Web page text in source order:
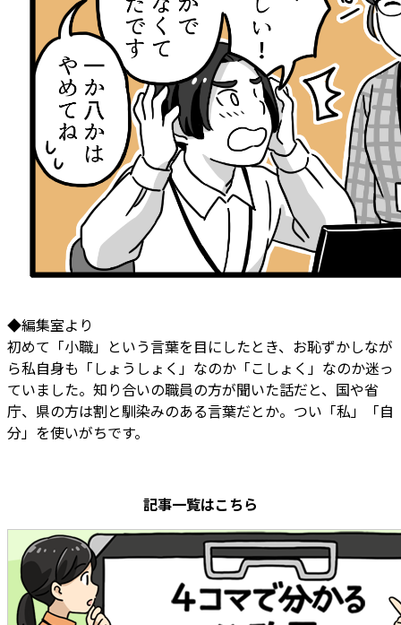
◆編集室より
初めて「小職」という言葉を目にしたとき、お恥ずかしなが
ら私自身も「しょうしょく」なのか「こしょく」なのか迷っ
ていました。知り合いの職員の方が聞いた話だと、国や省
庁、県の方は割と馴染みのある言葉だとか。つい「私」「自
分」を使いがちです。
記事一覧はこちら